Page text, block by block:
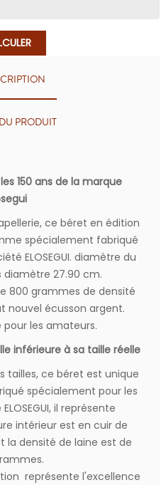
PRODUIT
150 ans de la marque
ce béret en édition
spécialement fabriqué
ELOSEGUI. diamètre du
diamètre 27.90 cm.
800 grammes de densité
nouvel écusson argent.
les amateurs.
inférieure à sa taille réelle
tailles, ce béret est unique
spécialement pour les
il représente
intérieur est en cuir de
la densité de laine est de
représente l'excellence